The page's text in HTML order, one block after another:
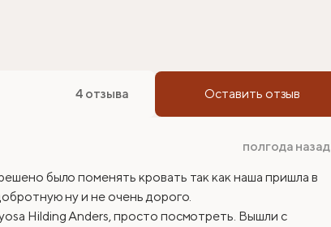
4 отзыва Оставить отзыв
полгода назад
было поменять кровать так как наша пришла в
ну и не очень дорого.
Hilding Anders, просто посмотреть. Вышли с